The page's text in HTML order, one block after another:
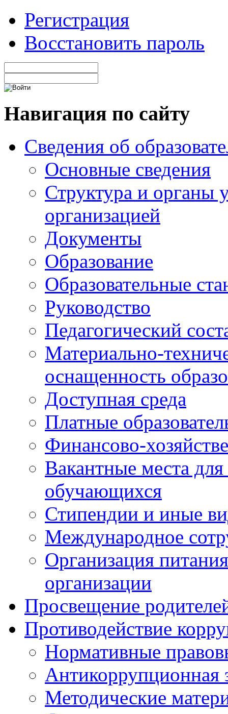
Регистрация
Восстановить пароль
Навигация по сайту
Сведения об
Основные сведения
Структура и органы
организацией
Документы
Образование
Образовательные
Руководство
Педагогический
Материально-
оснащенность
Доступная среда
Платные
Финансово-
Вакантные места
обучающихся
Стипендии и иные
Международное
Организация
организации
Просвещение
Противодействие
Нормативные
Антикоррупционная
Методические